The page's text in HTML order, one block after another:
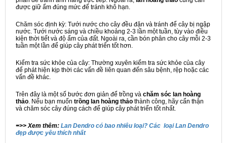
được giữ ẩm đúng mức để tránh khô hạn.
Chăm sóc định kỳ: Tưới nước cho cây đều đặn và tránh để cây bị ngập
nước. Tưới nước sáng và chiều khoảng 2-3 lần một tuần, tùy vào điều
kiện thời tiết và độ ẩm của đất. Ngoài ra, cần bón phân cho cây mỗi 2-3
tuần một lần để giúp cây phát triển tốt hơn.
Kiểm tra sức khỏe của cây: Thường xuyên kiểm tra sức khỏe của cây
để phát hiện kịp thời các vấn đề liên quan đến sâu bệnh, rệp hoặc các
vấn đề khác.
Trên đây là một số bước đơn giản để trồng và chăm sóc lan hoàng
thảo. Nếu bạn muốn trồng lan hoàng thảo thành công, hãy cẩn thận
và chăm sóc cây đúng cách để giúp cây phát triển tốt nhất.
=>> Xem thêm: Lan Dendro có bao nhiêu loại? Các loại Lan Dendro
đẹp được yêu thích nhất